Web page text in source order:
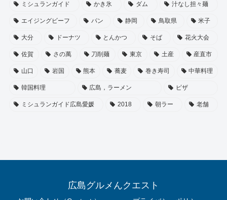
ミシュランガイド かき氷 ダム 汁なし担々麺
エイジングビーフ パン 静岡 鳥取県 米子
大分 ドーナツ とんかつ そば 花火大会
佐賀 さの萬 刀削麺 東京 土産 産直市
山口 岩国 熊本 蕎麦 巻き寿司 中華料理
韓国料理 広島，ラーメン ピザ
ミシュランガイド広島愛媛 2018 朝ラー 老舗
広島グルメんクエスト